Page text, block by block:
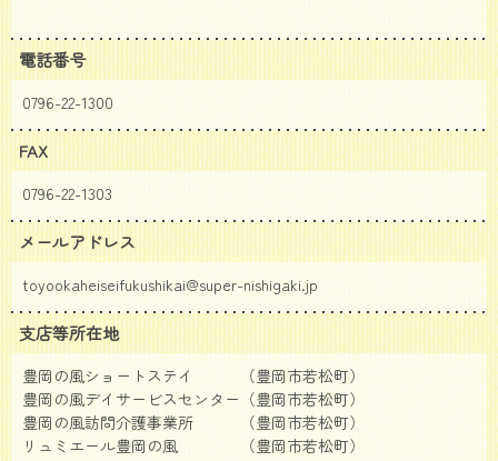
電話番号
0796-22-1300
FAX
0796-22-1303
メールアドレス
toyookaheiseifukushikai@super-nishigaki.jp
支店等所在地
豊岡の風ショートステイ （豊岡市若松町）
豊岡の風デイサービスセンター（豊岡市若松町）
豊岡の風訪問介護事業所 （豊岡市若松町）
リュミエール豊岡の風 （豊岡市若松町）